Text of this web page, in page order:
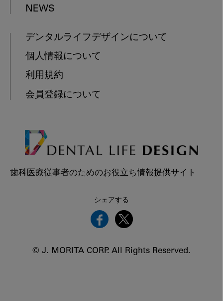
NEWS
デンタルライフデザインについて
個人情報について
利用規約
会員登録について
歯科医療従事者のためのお役立ち情報提供サイト
シェアする
© J. MORITA CORP. All Rights Reserved.